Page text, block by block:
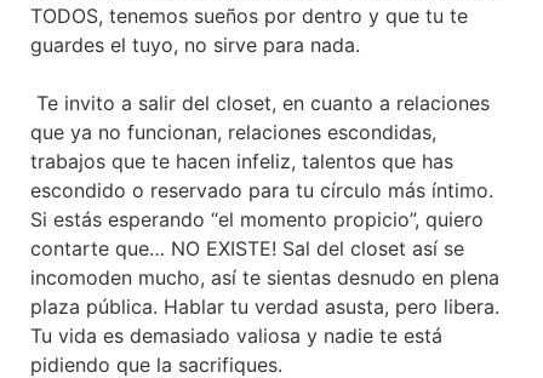
TODOS, tenemos sueños por dentro y que tu te
guardes el tuyo, no sirve para nada.
Te invito a salir del closet, en cuanto a relaciones
que ya no funcionan, relaciones escondidas,
trabajos que te hacen infeliz, talentos que has
escondido o reservado para tu círculo más íntimo.
Si estás esperando “el momento propicio”, quiero
contarte que… NO EXISTE! Sal del closet así se
incomoden mucho, así te sientas desnudo en plena
plaza pública. Hablar tu verdad asusta, pero libera.
Tu vida es demasiado valiosa y nadie te está
pidiendo que la sacrifiques.